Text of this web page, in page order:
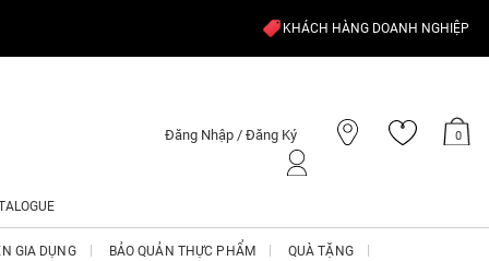
KHÁCH HÀNG DOANH NGHIỆP
Đăng Nhập / Đăng Ký 0
GIA DỤNG BẢO QUẢN THỰC PHẨM QUÀ TẶNG